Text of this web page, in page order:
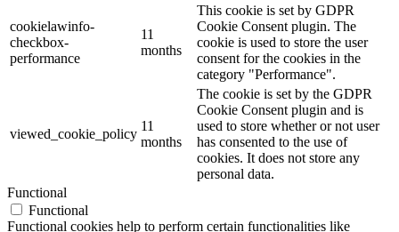
cookielawinfo-
checkbox-
performance
11
months
This cookie is set by GDPR
Cookie Consent plugin. The
cookie is used to store the user
consent for the cookies in the
category "Performance".
viewed_cookie_policy
11
months
The cookie is set by the GDPR
Cookie Consent plugin and is
used to store whether or not user
has consented to the use of
cookies. It does not store any
personal data.
Functional
Functional
Functional cookies help to perform certain functionalities like